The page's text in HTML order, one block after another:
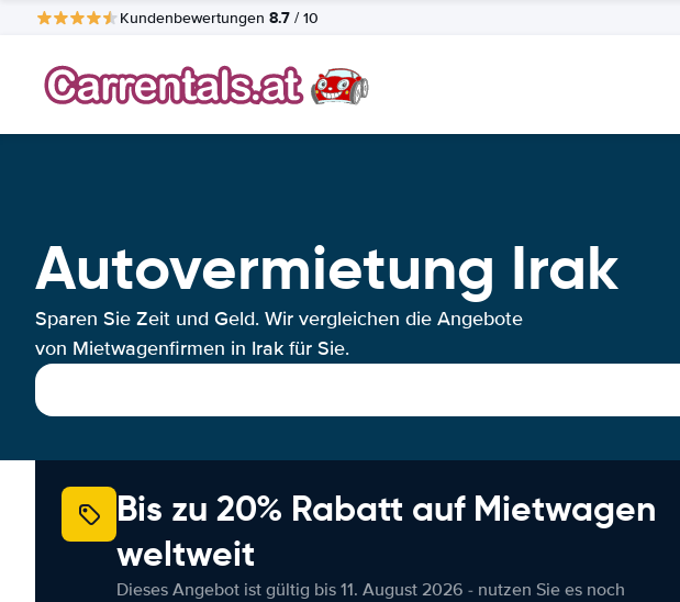
Kundenbewertungen 8.7 / 10
Autovermietung Irak
Sparen Sie Zeit und Geld. Wir vergleichen die Angebote
von Mietwagenfirmen in Irak für Sie.
Bis zu 20% Rabatt auf Mietwagen
weltweit
Dieses Angebot ist gültig bis 11. August 2026 - nutzen Sie es noch